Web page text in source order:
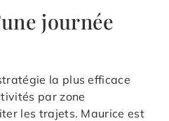
journée
la plus efficace
par zone
les trajets. Maurice est